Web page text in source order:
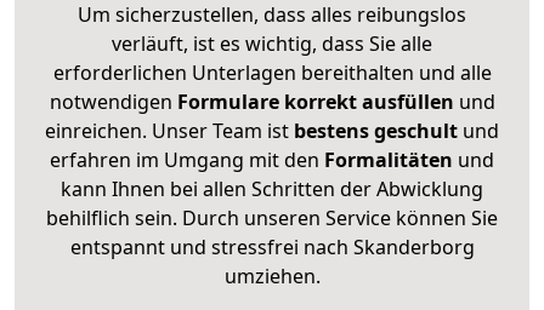
Um sicherzustellen, dass alles reibungslos
verläuft, ist es wichtig, dass Sie alle
erforderlichen Unterlagen bereithalten und alle
notwendigen Formulare korrekt ausfüllen und
einreichen. Unser Team ist bestens geschult und
erfahren im Umgang mit den Formalitäten und
kann Ihnen bei allen Schritten der Abwicklung
behilflich sein. Durch unseren Service können Sie
entspannt und stressfrei nach Skanderborg
umziehen.